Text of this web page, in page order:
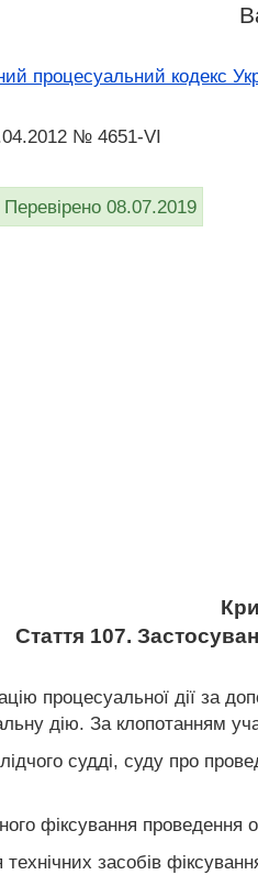
процесуальний кодекс
№ 4651-VI
08.07.2019
Стаття 107.
процесуальної дії за
дію. За клопотанням
судді, суду про
фіксування проведення
засобів